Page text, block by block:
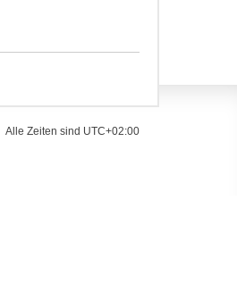
Alle Zeiten sind UTC+02:00